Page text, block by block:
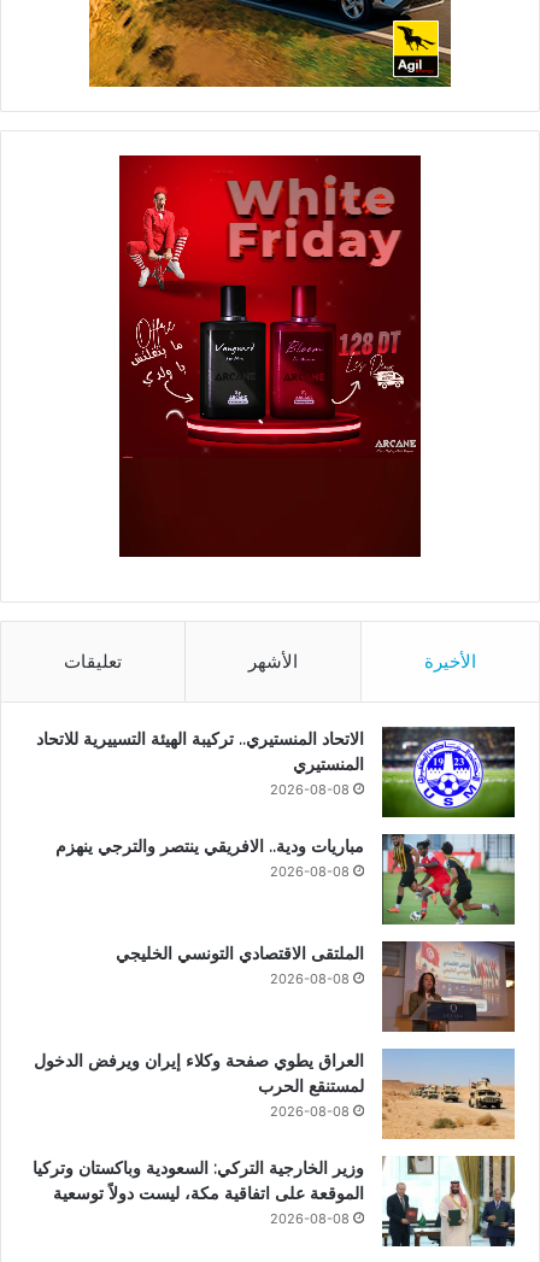
الأخيرة الأشهر تعليقات
الاتحاد المنستيري.. تركيبة الهيئة التسييرية للاتحاد
المنستيري
2026-08-08
مباريات ودية.. الافريقي ينتصر والترجي ينهزم
2026-08-08
الملتقى الاقتصادي التونسي الخليجي
2026-08-08
العراق يطوي صفحة وكلاء إيران ويرفض الدخول
لمستنقع الحرب
2026-08-08
وزير الخارجية التركي: السعودية وباكستان وتركيا
الموقعة على اتفاقية مكة، ليست دولاً توسعية
2026-08-08